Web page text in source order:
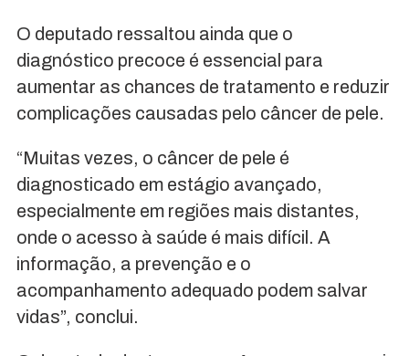
O deputado ressaltou ainda que o
diagnóstico precoce é essencial para
aumentar as chances de tratamento e reduzir
complicações causadas pelo câncer de pele.
“Muitas vezes, o câncer de pele é
diagnosticado em estágio avançado,
especialmente em regiões mais distantes,
onde o acesso à saúde é mais difícil. A
informação, a prevenção e o
acompanhamento adequado podem salvar
vidas”, conclui.